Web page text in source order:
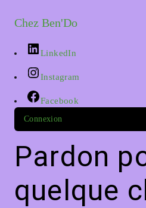
Chez Ben'Do
LinkedIn
Instagram
Facebook
Connexion
Pardon
quelque